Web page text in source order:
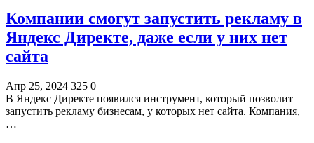
Компании смогут запустить рекламу в
Яндекс Директе, даже если у них нет
сайта
Апр 25, 2024 325 0
В Яндекс Директе появился инструмент, который позволит
запустить рекламу бизнесам, у которых нет сайта. Компания,
…